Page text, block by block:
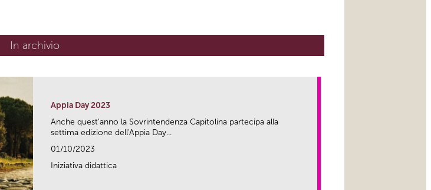
In archivio
Appia Day 2023
Anche quest'anno la Sovrintendenza Capitolina partecipa alla
settima edizione dell'Appia Day...
01/10/2023
Iniziativa didattica